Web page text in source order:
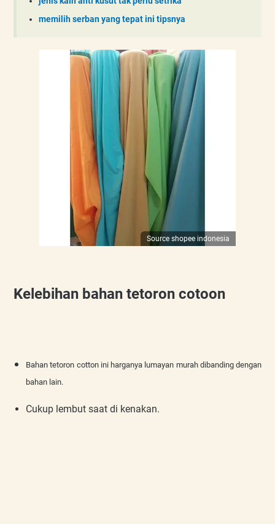
memilih serban yang tepat ini tipsnya
Source shopee indonesia
Kelebihan bahan tetoron cotoon
Bahan tetoron cotton ini harganya lumayan murah dibanding dengan
bahan lain.
Cukup lembut saat di kenakan.